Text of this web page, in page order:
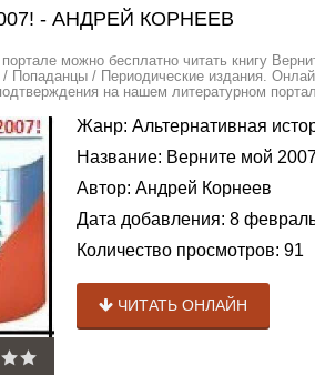
- АНДРЕЙ КОРНЕЕВ
можно бесплатно читать книгу
/ Попаданцы / Периодические издания.
на нашем литературном
Жанр: Альтернативная
Название: Верните мой
Автор: Андрей Корнеев
Дата добавления: 8
Количество просмотров: 91
ЧИТАТЬ ОНЛАЙН